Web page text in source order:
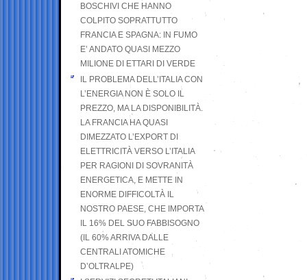
BOSCHIVI CHE HANNO
COLPITO SOPRATTUTTO
FRANCIA E SPAGNA: IN FUMO
E’ ANDATO QUASI MEZZO
MILIONE DI ETTARI DI VERDE
IL PROBLEMA DELL’ITALIA CON
L’ENERGIA NON È SOLO IL
PREZZO, MA LA DISPONIBILITÀ.
LA FRANCIA HA QUASI
DIMEZZATO L’EXPORT DI
ELETTRICITÀ VERSO L’ITALIA
PER RAGIONI DI SOVRANITÀ
ENERGETICA, E METTE IN
ENORME DIFFICOLTÀ IL
NOSTRO PAESE, CHE IMPORTA
IL 16% DEL SUO FABBISOGNO
(IL 60% ARRIVA DALLE
CENTRALI ATOMICHE
D’OLTRALPE)